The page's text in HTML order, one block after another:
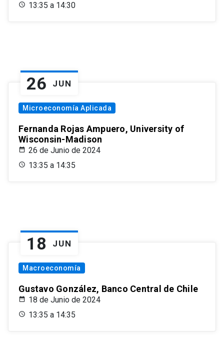
13:35 a 14:30
26 JUN
Microeconomía Aplicada
Fernanda Rojas Ampuero, University of
Wisconsin-Madison
26 de Junio de 2024
13:35 a 14:35
18 JUN
Macroeconomía
Gustavo González, Banco Central de Chile
18 de Junio de 2024
13:35 a 14:35